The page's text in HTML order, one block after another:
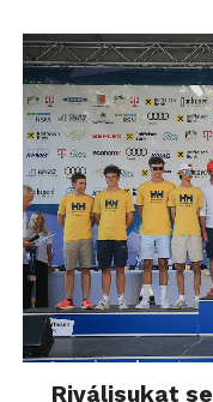
Riválisukat